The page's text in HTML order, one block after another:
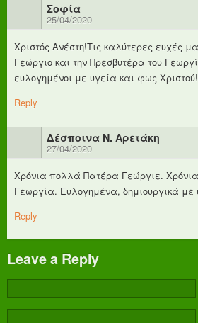
Σοφία
25/04/2020
Χριστός Ανέστη!Τις καλύτερες ευχές
Γεώργιο και την Πρεσβυτέρα του
ευλογημένοι με υγεία και φως
Reply
Δέσποινα N. Αρετάκη
27/04/2020
Χρόνια πολλά Πατέρα Γεώργιε.
Γεωργία. Ευλογημένα, δημιουργικά με
Reply
Leave a Reply